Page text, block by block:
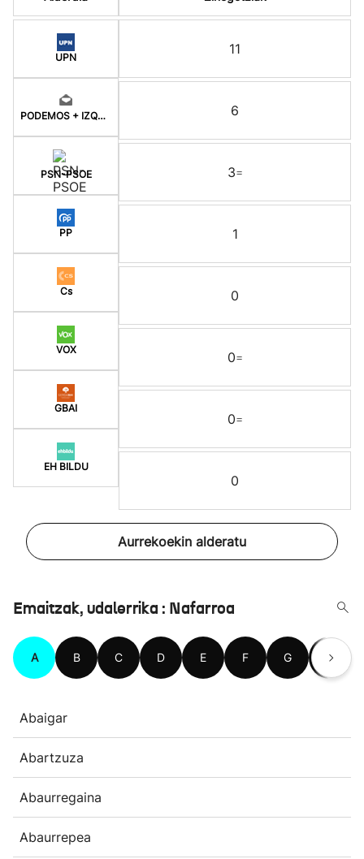
UPN
PODEMOS + IZQUIERDA
PSN-PSOE
PP
Cs
VOX
GBAI
EH BILDU
11
6
3=
1
0
0=
0=
0
Aurrekoekin alderatu
Emaitzak, udalerrika : Nafarroa
A B C D E F G H
Abaigar
Abartzuza
Abaurregaina
Abaurrepea